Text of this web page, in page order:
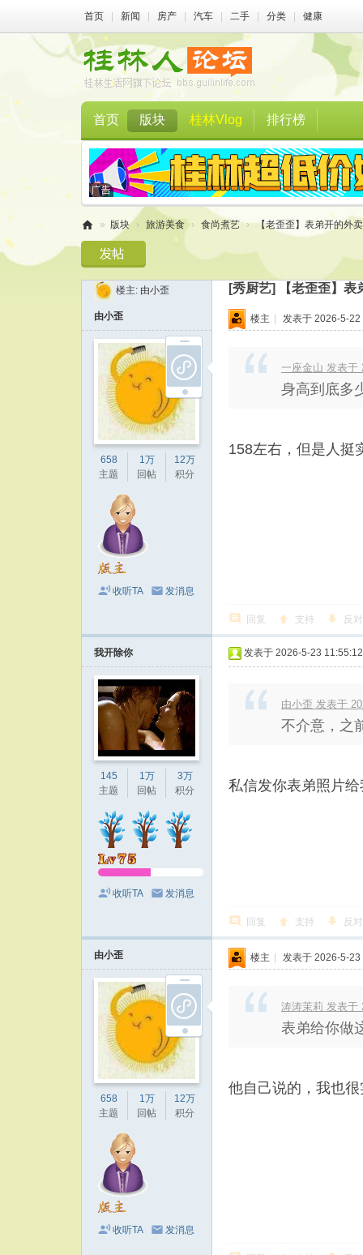
首页 新闻 房产 汽车 二手 分类 健康
首页 版块 桂林Vlog 排行榜
林
» 版块 › 旅游美食 › 食尚煮艺 › 【老歪歪】表弟开的外
楼主: 由小歪 [秀厨艺] 【老歪歪】
由小歪
658
主题
1万
回帖
12万
积分
收听TA 发消息
楼主 | 发表于 2026-5-
一座金山 发表于
身高到底多
158左右，但是人挺
回复 支持 反对
我开除你
145
主题
1万
回帖
3万
积分
收听TA 发消息
发表于 2026-5-23 11:55:12
由小歪 发表于
不介意，之
私信发你表弟照片
回复 支持 反对
由小歪
658
主题
1万
回帖
12万
积分
收听TA 发消息
楼主 | 发表于 2026-5-
涛涛茉莉 发表于
表弟给你做
他自己说的，我也很实